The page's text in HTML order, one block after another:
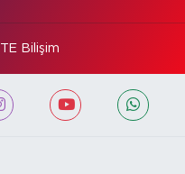
TE Bilişim